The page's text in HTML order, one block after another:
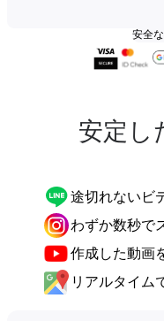
安全
安定し
途切れないビ
わずか数秒で
作成した動画
リアルタイム